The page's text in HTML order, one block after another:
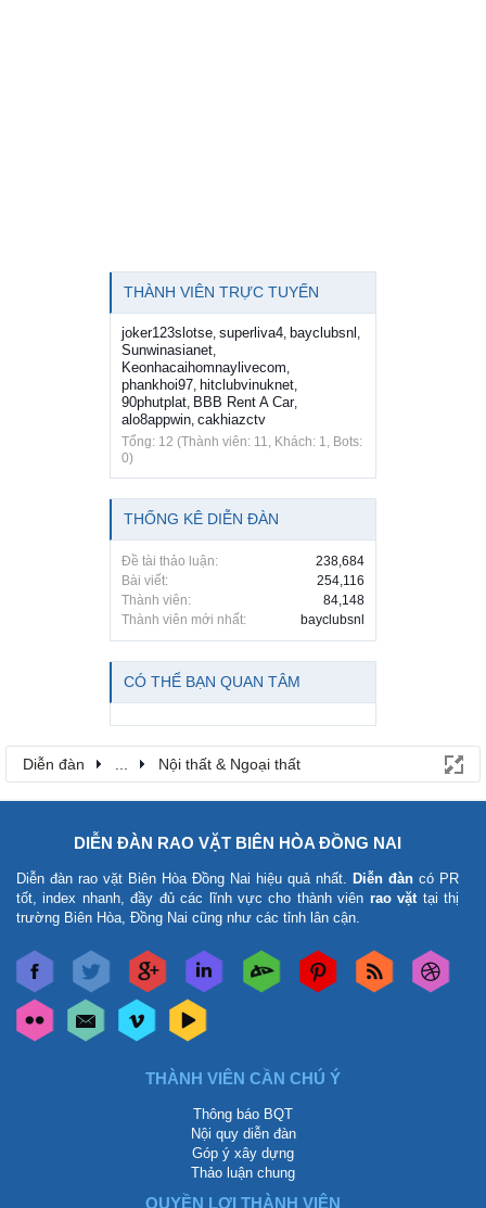
THÀNH VIÊN TRỰC TUYẾN
joker123slotse superliva4 bayclubsnl
Sunwinasianet
Keonhacaihomnaylivecom
phankhoi97 hitclubvinuknet
90phutplat BBB Rent A Car,
alo8appwin cakhiazctv
Tổng: 12 (Thành viên: 11, Khách: 1, Bots:
0)
THỐNG KÊ DIỄN ĐÀN
Đề tài thảo luận:
238,684
Bài viết:
254,116
Thành viên:
84,148
Thành viên mới nhất:
bayclubsnl
CÓ THỂ BẠN QUAN TÂM
Diễn đàn Nội thất & Ngoại thất
DIỄN ĐÀN RAO VẶT BIÊN HÒA ĐỒNG NAI
Diễn đàn rao vặt Biên Hòa Đồng Nai hiệu quả nhất. Diễn đàn có PR
tốt, index nhanh, đầy đủ các lĩnh vực cho thành viên rao vặt tại thị
trường Biên Hòa, Đồng Nai cũng như các tỉnh lân cận.
THÀNH VIÊN CẦN CHÚ Ý
Thông báo BQT
Nội quy diễn đàn
Góp ý xây dựng
Thảo luận chung
QUYỀN LỢI THÀNH VIÊN